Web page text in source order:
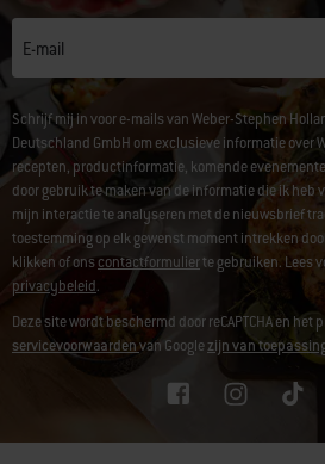
E-mail
Schrijf mij in voor e-mails van Weber-Stephen
Deutschland GmbH om exclusieve informatie over
recepten, productinformatie, komende
door gebruik te maken van de informatie die ik heb
mijn interactie te analyseren met de nieuwsbrief
toestemming op elk gewenst moment intrekken
klikken of ons contactformulierte gebruiken. Lees
privacybeleid.
Deze site wordt beschermd door reCAPTCHA en het
servicevoorwaardenvan Googlezijn van